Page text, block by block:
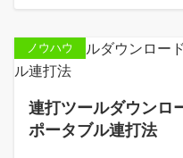
ノウハウ
連打ツールダウンロ
ポータブル連打法